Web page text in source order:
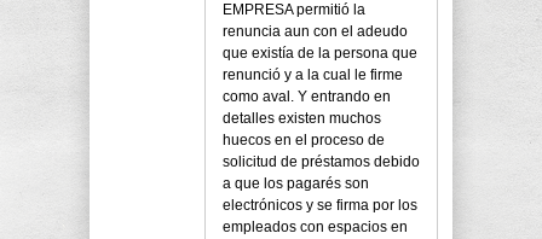
EMPRESA permitió la
renuncia aun con el adeudo
que existía de la persona que
renunció y a la cual le firme
como aval. Y entrando en
detalles existen muchos
huecos en el proceso de
solicitud de préstamos debido
a que los pagarés son
electrónicos y se firma por los
empleados con espacios en